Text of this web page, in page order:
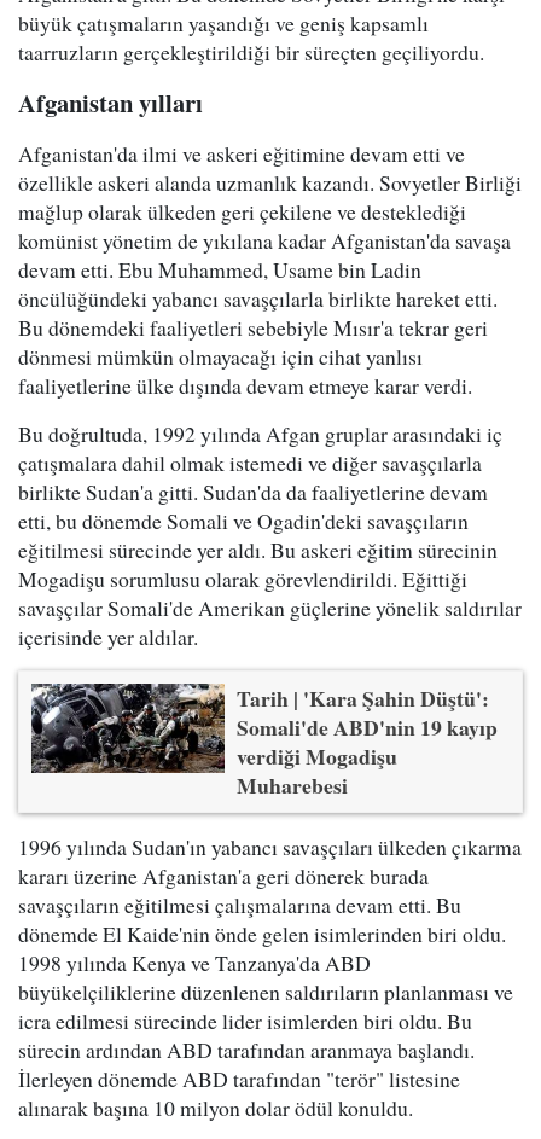
büyük çatışmaların yaşandığı ve geniş kapsamlı
taarruzların gerçekleştirildiği bir süreçten geçiliyordu.
Afganistan yılları
Afganistan'da ilmi ve askeri eğitimine devam etti ve
özellikle askeri alanda uzmanlık kazandı. Sovyetler Birliği
mağlup olarak ülkeden geri çekilene ve desteklediği
komünist yönetim de yıkılana kadar Afganistan'da savaşa
devam etti. Ebu Muhammed, Usame bin Ladin
öncülüğündeki yabancı savaşçılarla birlikte hareket etti.
Bu dönemdeki faaliyetleri sebebiyle Mısır'a tekrar geri
dönmesi mümkün olmayacağı için cihat yanlısı
faaliyetlerine ülke dışında devam etmeye karar verdi.
Bu doğrultuda, 1992 yılında Afgan gruplar arasındaki iç
çatışmalara dahil olmak istemedi ve diğer savaşçılarla
birlikte Sudan'a gitti. Sudan'da da faaliyetlerine devam
etti, bu dönemde Somali ve Ogadin'deki savaşçıların
eğitilmesi sürecinde yer aldı. Bu askeri eğitim sürecinin
Mogadişu sorumlusu olarak görevlendirildi. Eğittiği
savaşçılar Somali'de Amerikan güçlerine yönelik saldırılar
içerisinde yer aldılar.
Tarih | 'Kara Şahin Düştü':
Somali'de ABD'nin 19 kayıp
verdiği Mogadişu
Muharebesi
1996 yılında Sudan'ın yabancı savaşçıları ülkeden çıkarma
kararı üzerine Afganistan'a geri dönerek burada
savaşçıların eğitilmesi çalışmalarına devam etti. Bu
dönemde El Kaide'nin önde gelen isimlerinden biri oldu.
1998 yılında Kenya ve Tanzanya'da ABD
büyükelçiliklerine düzenlenen saldırıların planlanması ve
icra edilmesi sürecinde lider isimlerden biri oldu. Bu
sürecin ardından ABD tarafından aranmaya başlandı.
İlerleyen dönemde ABD tarafından "terör" listesine
alınarak başına 10 milyon dolar ödül konuldu.